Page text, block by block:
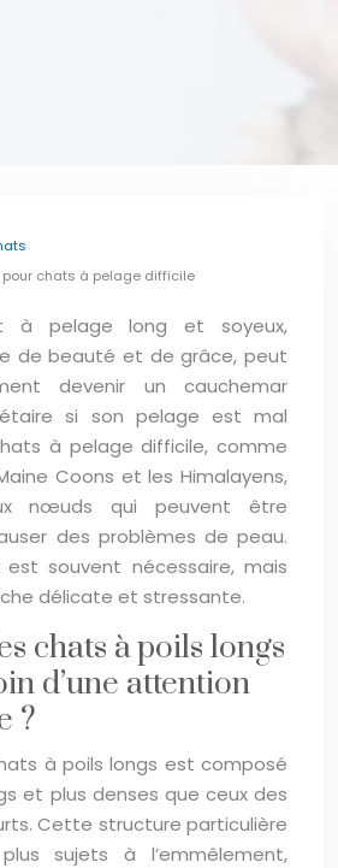
chats à pelage difficile
à pelage long et soyeux,
de beauté et de grâce, peut
devenir un cauchemar
si son pelage est mal
à pelage difficile, comme
Coons et les Himalayens,
nœuds qui peuvent être
des problèmes de peau.
souvent nécessaire, mais
délicate et stressante.
chats à poils longs
d’une attention
?
à poils longs est composé
et plus denses que ceux des
Cette structure particulière
sujets à l’emmêlement,